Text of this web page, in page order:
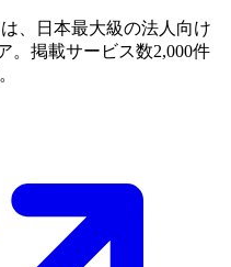
、日本最大級の法人向け
。掲載サービス数2,000件